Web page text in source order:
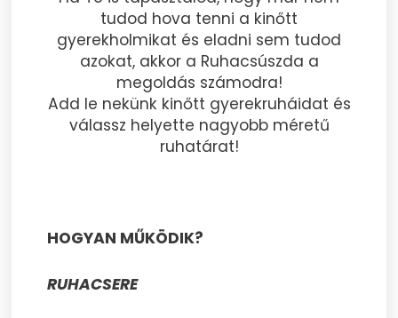
tudod hova tenni a kinőtt
gyerekholmikat és eladni sem tudod
azokat, akkor a Ruhacsúszda a
megoldás számodra!
Add le nekünk kinőtt gyerekruháidat és
válassz helyette nagyobb méretű
ruhatárat!
HOGYAN MŰKÖDIK?
RUHACSERE